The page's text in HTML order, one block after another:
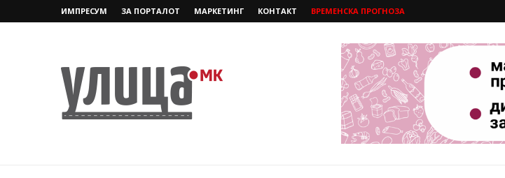
ИМПРЕСУМ ЗА ПОРТАЛОТ МАРКЕТИНГ КОНТАКТ ВРЕМЕНСКА ПРОГНОЗА